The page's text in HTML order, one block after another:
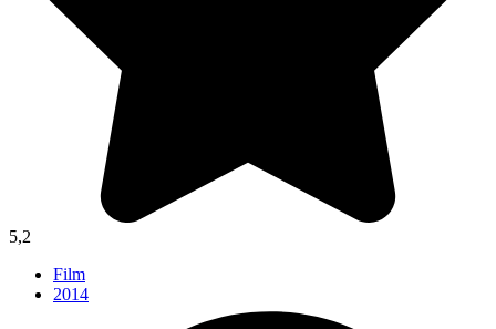
5,2
Film
2014